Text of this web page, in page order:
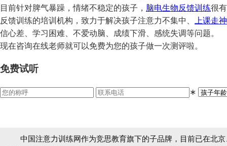
目前针对脾气暴躁，情绪不稳定的孩子， 脑电生物反馈训练很
反馈训练的培训机构，致力于解决孩子注意力不集中、
上课走神
信心差、学习困难、不爱动脑、成绩下滑、感统失调等问题。
现在咨询在线老师就可以免费为您的孩子做一次测评啦。
免费试听
∗
中国注意力训练网作为竞思教育旗下的子品牌，目前已在北